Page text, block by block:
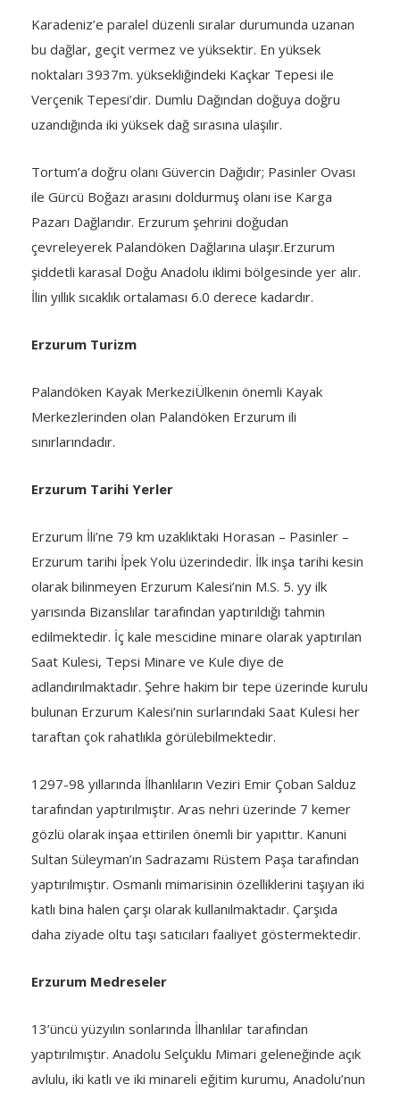
Karadeniz’e paralel düzenli sıralar durumunda uzanan
bu dağlar, geçit vermez ve yüksektir. En yüksek
noktaları 3937m. yüksekliğindeki Kaçkar Tepesi ile
Verçenik Tepesi’dir. Dumlu Dağından doğuya doğru
uzandığında iki yüksek dağ sırasına ulaşılır.
Tortum’a doğru olanı Güvercin Dağıdır; Pasinler Ovası
ile Gürcü Boğazı arasını doldurmuş olanı ise Karga
Pazarı Dağlarıdır. Erzurum şehrini doğudan
çevreleyerek Palandöken Dağlarına ulaşır.Erzurum
şiddetli karasal Doğu Anadolu iklimi bölgesinde yer alır.
İlin yıllık sıcaklık ortalaması 6.0 derece kadardır.
Erzurum Turizm
Palandöken Kayak MerkeziÜlkenin önemli Kayak
Merkezlerinden olan Palandöken Erzurum ili
sınırlarındadır.
Erzurum Tarihi Yerler
Erzurum İli’ne 79 km uzaklıktaki Horasan – Pasinler –
Erzurum tarihi İpek Yolu üzerindedir. İlk inşa tarihi kesin
olarak bilinmeyen Erzurum Kalesi’nin M.S. 5. yy ilk
yarısında Bizanslılar tarafından yaptırıldığı tahmin
edilmektedir. İç kale mescidine minare olarak yaptırılan
Saat Kulesi, Tepsi Minare ve Kule diye de
adlandırılmaktadır. Şehre hakim bir tepe üzerinde kurulu
bulunan Erzurum Kalesi’nin surlarındaki Saat Kulesi her
taraftan çok rahatlıkla görülebilmektedir.
1297-98 yıllarında İlhanlıların Veziri Emir Çoban Salduz
tarafından yaptırılmıştır. Aras nehri üzerinde 7 kemer
gözlü olarak inşaa ettirilen önemli bir yapıttır. Kanuni
Sultan Süleyman’ın Sadrazamı Rüstem Paşa tarafından
yaptırılmıştır. Osmanlı mimarisinin özelliklerini taşıyan iki
katlı bina halen çarşı olarak kullanılmaktadır. Çarşıda
daha ziyade oltu taşı satıcıları faaliyet göstermektedir.
Erzurum Medreseler
13’üncü yüzyılın sonlarında İlhanlılar tarafından
yaptırılmıştır. Anadolu Selçuklu Mimari geleneğinde açık
avlulu, iki katlı ve iki minareli eğitim kurumu, Anadolu’nun